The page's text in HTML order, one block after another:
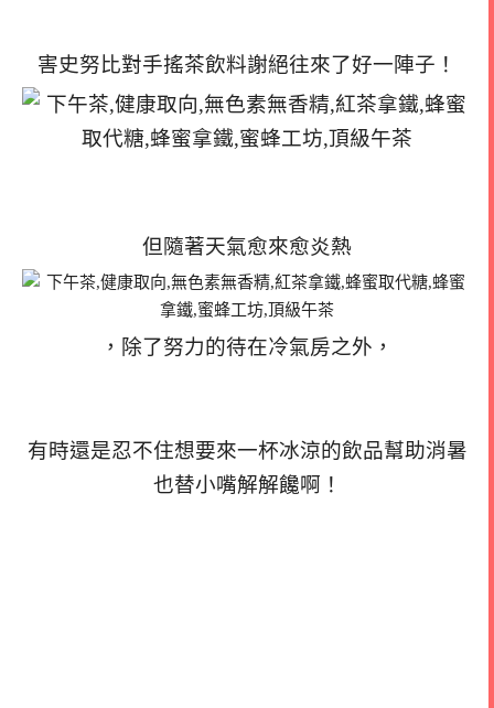
害史努比對手搖茶飲料謝絕往來了好一陣子！
但隨著天氣愈來愈炎熱
，除了努力的待在冷氣房之外，
有時還是忍不住想要來一杯冰涼的飲品幫助消暑
也替小嘴解解饞啊！